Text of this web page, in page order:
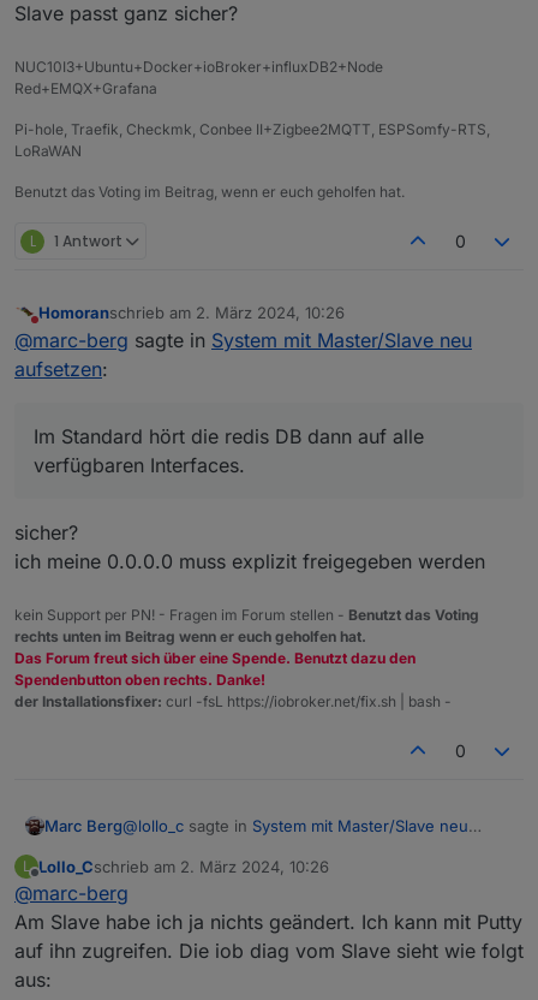
pi
/home/pi
X-Server:
false
Terminal:
*** MEMORY ***
total
used free
Mem:
3792 M total
842 M free memory
924
M swap cache
99
M total
swap
used
swap
99 M free swap
total time in oom handler:
0 ms
*** FAILED SERVICES ***
Slave passt ganz sicher?
NUC10I3+Ubuntu+Docker+ioBroker+influxDB2+Node
Red+EMQX+Grafana
Pi-hole, Traefik, Checkmk, Conbee II+Zigbee2MQTT, ESPSomfy-RTS,
LoRaWAN
Benutzt das Voting im Beitrag, wenn er euch geholfen hat.
L 1 Antwort 0
Nicht stören
Homoranschrieb am 2. März 2024, 10:26
zuletzt editiert von
@marc-berg sagte in System mit Master/Slave neu
aufsetzen:
Im Standard hört die redis DB dann auf alle
verfügbaren Interfaces.
sicher?
ich meine 0.0.0.0 muss explizit freigegeben werden
kein Support per PN! - Fragen im Forum stellen - Benutzt das Voting
rechts unten im Beitrag wenn er euch geholfen hat.
Das Forum freut sich über eine Spende. Benutzt dazu den
Spendenbutton oben rechts. Danke!
der Installationsfixer: curl -fsL https://iobroker.net/fix.sh | bash -
0
Marc Berg@lollo_c sagte in System mit Master/Slave neu
Das sieht jetzt eigentlich gut aus. Habe erstmal
keine Idee, was da noch schief sein könnte. Die IP
auf dem Slave passt ganz sicher?
L Lollo_Cschrieb am 2. März 2024, 10:26
zuletzt editiert von
@marc-berg
Am Slave habe ich ja nichts geändert. Ich kann mit Putty
auf ihn zugreifen. Die iob diag vom Slave sieht wie folgt
aus: